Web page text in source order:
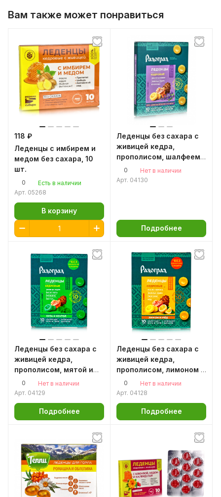
Вам также может понравиться
118 ₽
Леденцы с имбирем и
медом без сахара, 10
шт.
0
Есть в наличии
Арт. 05268
В корзину
Леденцы без сахара с
живицей кедра,
прополисом, шалфеем,
10 шт по 3.2 гр
0
Нет в наличии
Арт. 04130
Подробнее
Леденцы без сахара с
живицей кедра,
прополисом, мятой и
ментолом, 10шт по
3.2гр.
0
Нет в наличии
Арт. 04129
Подробнее
Леденцы без сахара с
живицей кедра,
прополисом, лимоном и
мёдом, 10 шт по 3.2 гр
0
Нет в наличии
Арт. 04128
Подробнее